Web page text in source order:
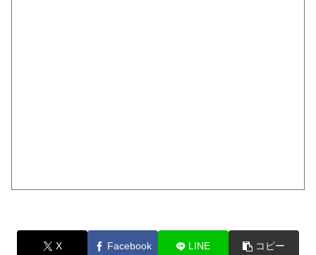
X Facebook LINE コピー